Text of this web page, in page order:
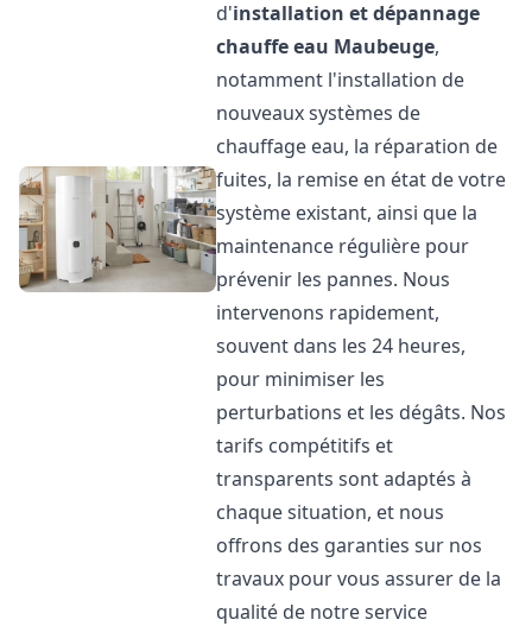
d'installation et dépannage
chauffe eau Maubeuge,
notamment l'installation de
nouveaux systèmes de
chauffage eau, la réparation de
fuites, la remise en état de votre
système existant, ainsi que la
maintenance régulière pour
prévenir les pannes. Nous
intervenons rapidement,
souvent dans les 24 heures,
pour minimiser les
perturbations et les dégâts. Nos
tarifs compétitifs et
transparents sont adaptés à
chaque situation, et nous
offrons des garanties sur nos
travaux pour vous assurer de la
qualité de notre service